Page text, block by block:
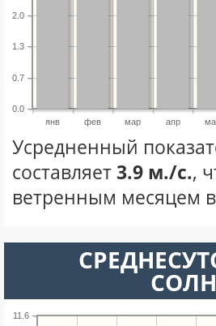
янв фев мар апр
0.0
0.7
1.3
2.0
Усредненный
составляет3.9 м./с.,
ветренным месяцем в
11.6